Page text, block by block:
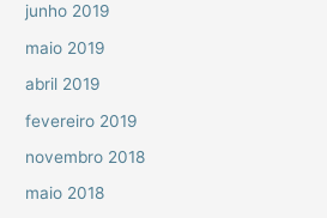
junho 2019
maio 2019
abril 2019
fevereiro 2019
novembro 2018
maio 2018